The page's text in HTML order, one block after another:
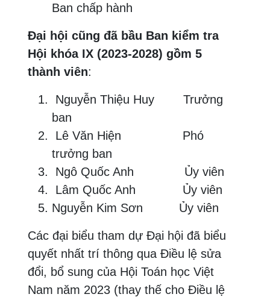
Ban chấp hành
Đại hội cũng đã bầu Ban kiểm tra
Hội khóa IX (2023-2028) gồm 5
thành viên:
Nguyễn Thiệu Huy Trưởng
ban
Lê Văn Hiện Phó
trưởng ban
Ngô Quốc Anh Ủy viên
Lâm Quốc Anh Ủy viên
Nguyễn Kim Sơn Ủy viên
Các đại biểu tham dự Đại hội đã biểu
quyết nhất trí thông qua Điều lệ sửa
đổi, bổ sung của Hội Toán học Việt
Nam năm 2023 (thay thế cho Điều lệ